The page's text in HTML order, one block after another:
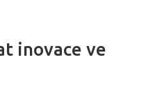
inovace ve